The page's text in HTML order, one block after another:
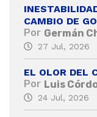
CAMBIO DE
Por Germán
27 Jul, 2026
EL OLOR DEL
Por Luis
24 Jul, 2026